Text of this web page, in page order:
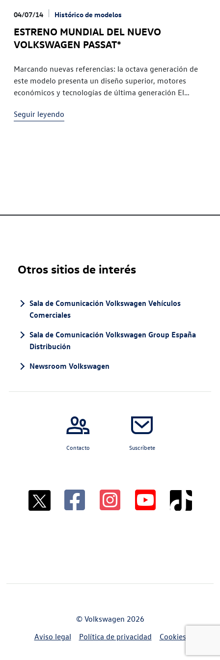
04/07/14 Histórico de modelos
ESTRENO MUNDIAL DEL NUEVO
VOLKSWAGEN PASSAT*
Marcando nuevas referencias: la octava generación de
este modelo presenta un diseño superior, motores
económicos y tecnologías de última generación El
Potsdam ha sido el escenario del estreno
Seguir leyendo
Otros sitios de interés
Sala de Comunicación Volkswagen Vehículos
Comerciales
Sala de Comunicación Volkswagen Group España
Distribución
Newsroom Volkswagen
Contacto Suscríbete
© Volkswagen 2026
Aviso legal
Política de privacidad Cookies